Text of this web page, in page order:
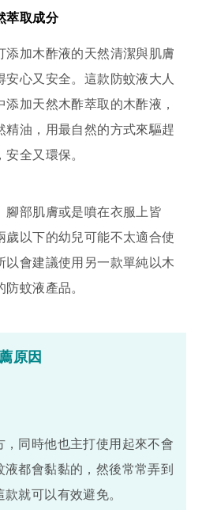
萃取成分
添加木酢液的天然清潔與肌膚
心又安全。這款防蚊液大人
加天然木酢萃取的木酢液，
精油，用最自然的方式來驅趕
全又環保。
腳部肌膚或是噴在衣服上皆
歲以下的幼兒可能不太適合使
以會建議使用另一款單純以木
蚊液產品。
原因
同時他也主打使用起來不會
都會黏黏的，然後常常弄到
就可以有效避免。